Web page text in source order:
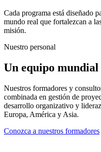
Cada programa está diseñado
mundo real que fortalezcan a
misión.
Nuestro personal
Un equipo mundial
Nuestros formadores y
combinada en gestión de
desarrollo organizativo y
Europa, América y Asia.
Conozca a nuestros formadores